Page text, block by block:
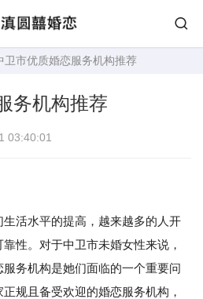
卫市优质婚恋服务机构推荐
务机构推荐
03:40:01
活水平的提高，越来越多的人开
性。对于中卫市未婚女性来说，
务机构是她们面临的一个重要问
规且备受欢迎的婚恋服务机构，